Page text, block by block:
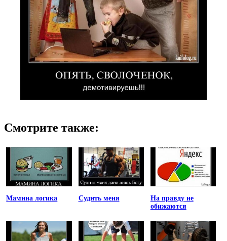
Смотрите также:
Мамина логика Судить меня
На правду не
обижаются